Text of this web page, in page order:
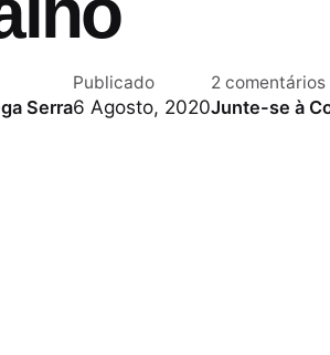
Serra
Publicado
6 Agosto, 2020
2 comentários
Junte-se à